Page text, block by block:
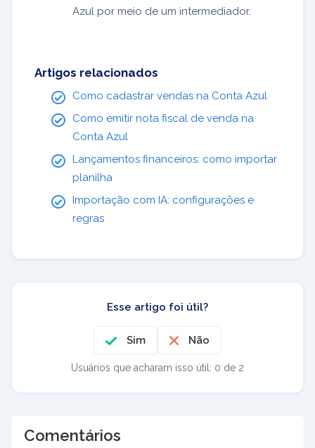
Azul por meio de um intermediador.
Artigos relacionados
Como cadastrar vendas na Conta Azul
Como emitir nota fiscal de venda na
Conta Azul
Lançamentos financeiros: como importar
planilha
Importação com IA: configurações e
regras
Esse artigo foi útil?
Sim Não
Usuários que acharam isso útil: 0 de 2
Comentários